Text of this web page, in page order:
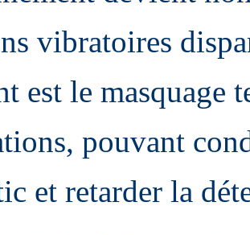
vibratoires
est le masquage
pouvant
et retarder la